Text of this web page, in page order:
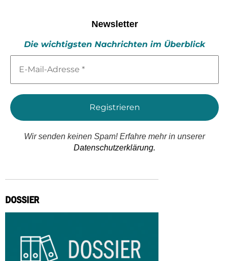
Newsletter
Die wichtigsten Nachrichten im Überblick
Mail-
*
Wir senden keinen Spam! Erfahre mehr in unserer
Datenschutzerklärung.
DOSSIER